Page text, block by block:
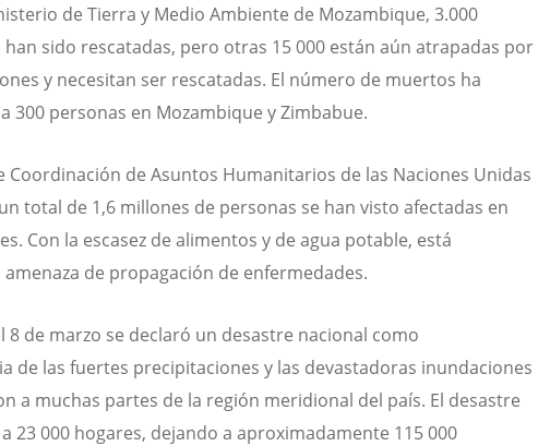
de Tierra y Medio Ambiente de Mozambique, 3.000
han sido rescatadas, pero otras 15 000 están aún atrapadas por
y necesitan ser rescatadas. El número de muertos ha
300 personas en Mozambique y Zimbabue.
Coordinación de Asuntos Humanitarios de las Naciones Unidas
total de 1,6 millones de personas se han visto afectadas en
Con la escasez de alimentos y de agua potable, está
de propagación de enfermedades.
8 de marzo se declaró un desastre nacional como
de las fuertes precipitaciones y las devastadoras inundaciones
a muchas partes de la región meridional del país. El desastre
23 000 hogares, dejando a aproximadamente 115 000